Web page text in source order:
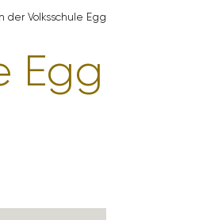
der Volks­schule Egg
Egg